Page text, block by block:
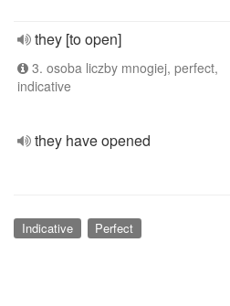
they [to open]
3. osoba liczby mnogiej, perfect,
indicative
they have opened
Indicative Perfect